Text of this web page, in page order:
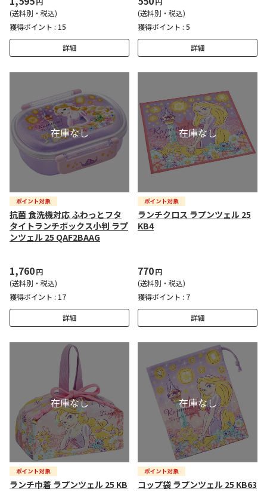
(送料別・税込)
獲得ポイント : 15
詳細
(送料別・税込)
獲得ポイント : 5
詳細
抗菌 食洗機対応 ふわっとフタ
タイトランチボックス小判 ラプ
ンツェル 25 QAF2BAAG
1,760円
(送料別・税込)
獲得ポイント : 17
詳細
ランチクロス ラプンツェル 25
KB4
770円
(送料別・税込)
獲得ポイント : 7
詳細
ランチ巾着 ラプンツェル 25 KB
コップ袋 ラプンツェル 25 KB63